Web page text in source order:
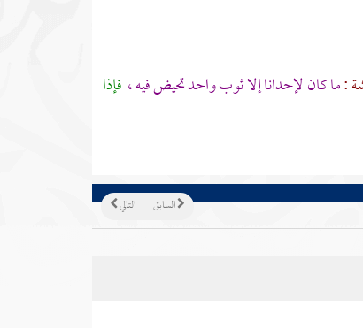
:ما كان لإحدانا إلا ثوب واحد تحيض فيه ، فإذا
التالي السابق